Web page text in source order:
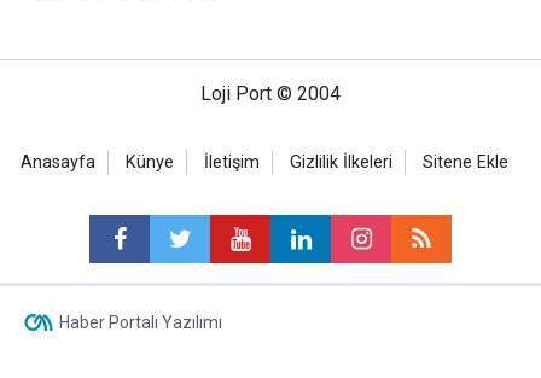
Loji Port © 2004
Anasayfa Künye İletişim Gizlilik İlkeleri Sitene Ekle
Haber Portalı Yazılımı